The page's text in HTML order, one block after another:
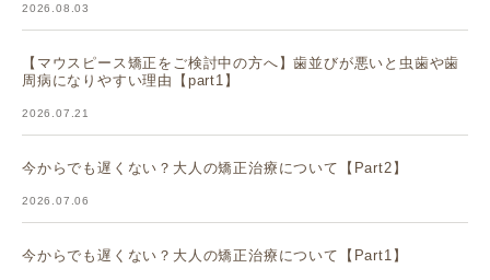
2026.08.03
【マウスピース矯正をご検討中の方へ】歯並びが悪いと虫歯や歯
周病になりやすい理由【part1】
2026.07.21
今からでも遅くない？大人の矯正治療について【Part2】
2026.07.06
今からでも遅くない？大人の矯正治療について【Part1】